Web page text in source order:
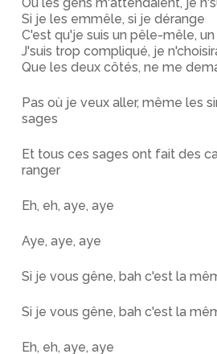
Si je les emmêle, si je dérange
C'est qu'je suis un pêle-mêle,
J'suis trop compliqué, je
Que les deux côtés, ne me
Pas où je veux aller, même les
sages
Et tous ces sages ont fait des
ranger
Eh, eh, aye, aye
Aye, aye, aye
Si je vous gêne, bah c'est la
Si je vous gêne, bah c'est la
Eh, eh, aye, aye